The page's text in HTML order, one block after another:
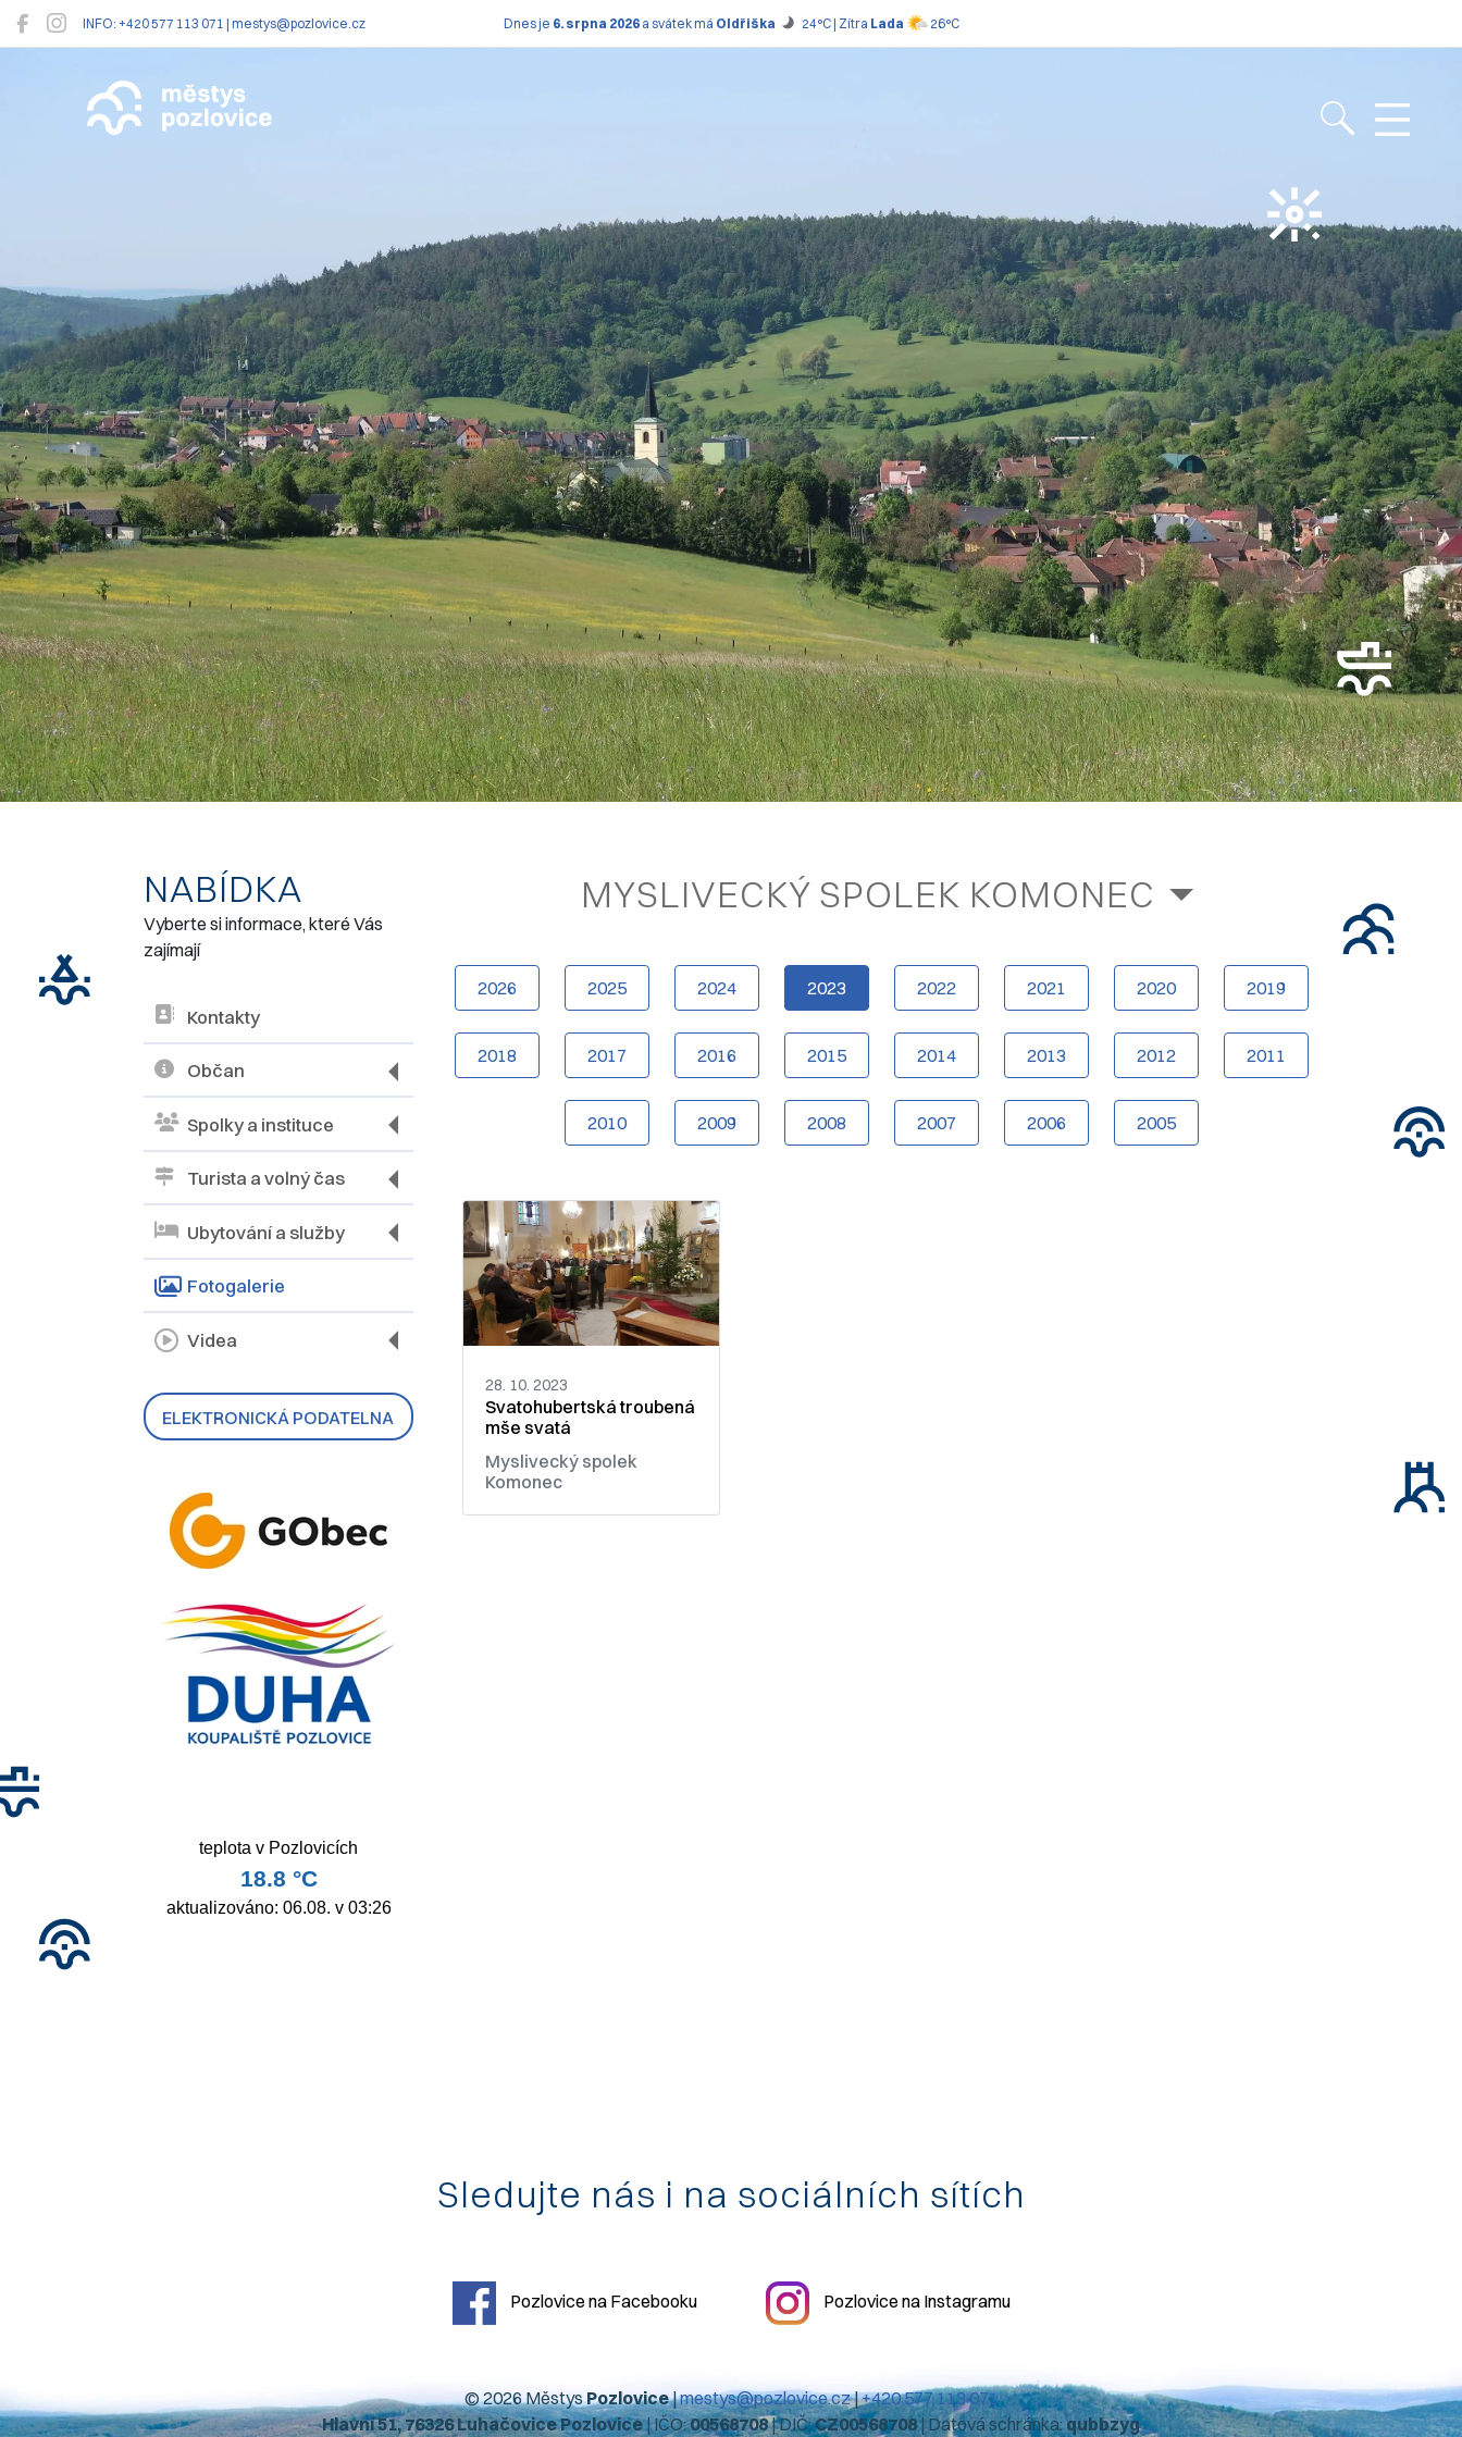
INFO: +420 577 113 071 | mestys@pozlovice.cz Dnes je 6. srpna 2026a svátek má Oldřiška 24°C | Zítra Lada 26°C
Pozlovice
NABÍDKA
Vyberte si informace, které Vás
zajímají
Kontakty
Občan
Spolky a instituce
Turista a volný čas
Ubytování a služby
Fotogalerie
Videa
ELEKTRONICKÁ PODATELNA
MYSLIVECKÝ SPOLEK KOMONEC
2026 2025 2024 2023 2022 2021 2020 2019
2018 2017 2016 2015 2014 2013 2012 2011
2010 2009 2008 2007 2006 2005
28. 10. 2023
Svatohubertská troubená
mše svatá
Myslivecký spolek
Komonec
Sledujte nás i na sociálních sítích
Pozlovice na Facebooku Pozlovice na Instagramu
© 2026 MěstysPozlovice|mestys@pozlovice.cz|+420 577 113 071
Hlavní 51, 76326 Luhačovice Pozlovice| IČO:00568708| DIČ:CZ00568708| Datová schránka:qubbzyg